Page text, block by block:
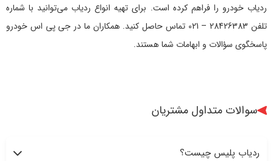
ردیاب خودرو را فراهم کرده است. برای تهیه انواع ردیاب می‌توانید با شماره
تلفن 28426383 – 021 تماس حاصل کنید. همکاران ما در جی پی اس خودرو
پاسخگوی سؤالات و ابهامات شما هستند.
سوالات متداول مشتریان
ردیاب پلیس چیست؟